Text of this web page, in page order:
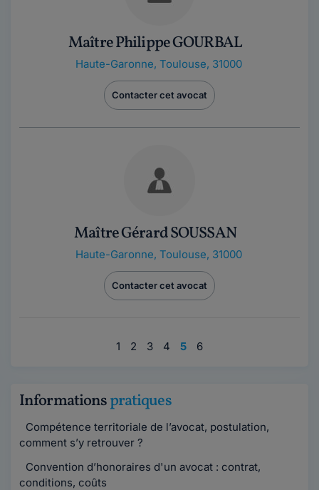
Maître Philippe GOURBAL
Haute-Garonne, Toulouse, 31000
Contacter cet avocat
Maître Gérard SOUSSAN
Haute-Garonne, Toulouse, 31000
Contacter cet avocat
1 2 3 4 5 6
Informationspratiques
Compétence territoriale de l’avocat, postulation,
comment s’y retrouver ?
Convention d’honoraires d'un avocat : contrat,
conditions, coûts